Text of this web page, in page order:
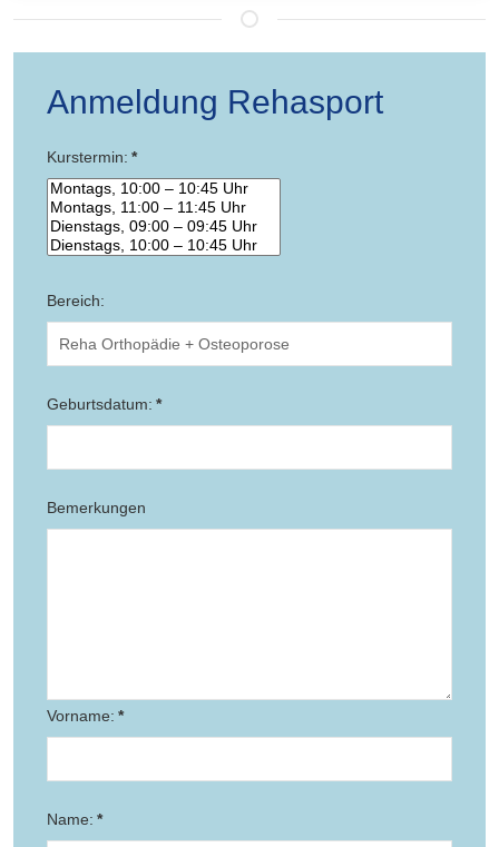
Anmeldung Rehasport
Kurstermin: *
Bereich:
Geburtsdatum: *
Bemerkungen
Vorname: *
Name: *